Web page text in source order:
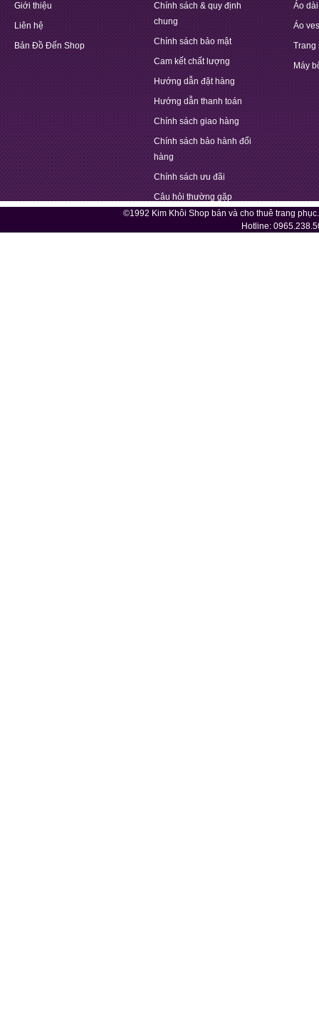
Giới thiệu
Liên hệ
Bản Đồ Đến Shop
Chính sách & quy định
chung
Chính sách bảo mật
Cam kết chất lượng
Hướng dẫn đặt hàng
Hướng dẫn thanh toán
Chính sách giao hàng
Chính sách bảo hành đổi
hàng
Chính sách ưu đãi
Câu hỏi thường gặp
Áo
Áo
Trang
Máy
©1992 Kim Khôi Shop bán và cho thuê trang
Hotline: